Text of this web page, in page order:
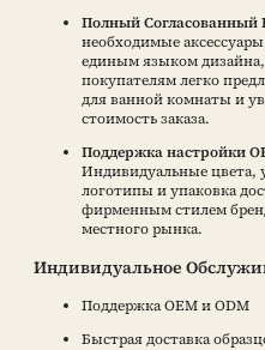
Полный Согласованный
необходимые
единым языком дизайна,
покупателям легко
для ванной комнаты и
стоимость заказа.
Поддержка настройки
Индивидуальные цвета,
логотипы и упаковка
фирменным стилем
местного рынка.
Индивидуальное
Поддержка OEM и ODM
Быстрая доставка